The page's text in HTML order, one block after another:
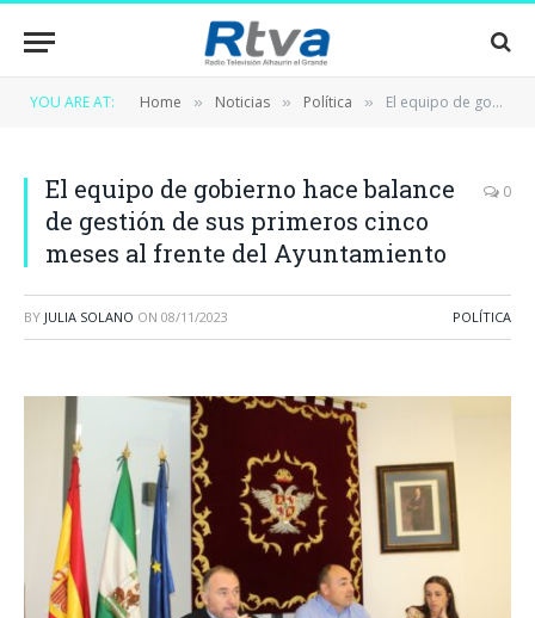
YOU ARE AT: Home » Noticias » Política » El equipo de gobierno hace balance de gestión de sus primeros cinco meses al frente del Ayuntamiento
El equipo de gobierno hace balance
de gestión de sus primeros cinco
meses al frente del Ayuntamiento
0
BY JULIA SOLANO ON 08/11/2023 POLÍTICA